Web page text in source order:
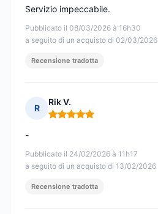
Pubblicato il 08/03/2026 à 16h30
a seguito di un acquisto di 02/03/2026
Servizio impeccabile.
Recensione tradotta
R
Rik V.
Nota: 5 su 5
Pubblicato il 24/02/2026 à 11h17
a seguito di un acquisto di 13/02/2026
-
Recensione tradotta